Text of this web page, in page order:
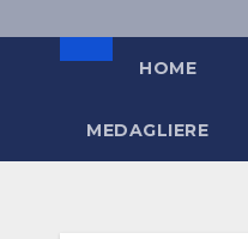
HOME
MEDAGLIERE